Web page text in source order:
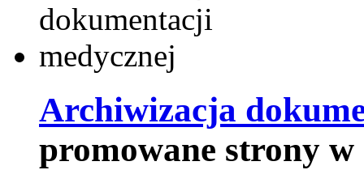
Archiwizacja
promowane strony